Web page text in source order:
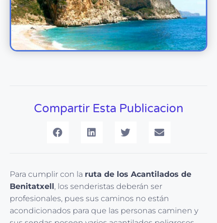
Compartir Esta Publicacion
Para cumplir con la ruta de los Acantilados de
Benitatxell , los senderistas deberán ser
profesionales, pues sus caminos no están
acondicionados para que las personas caminen y